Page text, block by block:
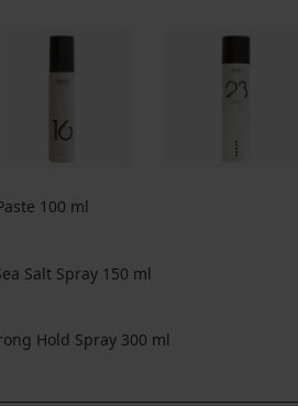
100 ml
Salt Spray 150 ml
Hold Spray 300 ml